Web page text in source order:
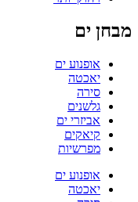
מבחן ים
אופנוע ים
יאכטה
סירה
גלשנים
אביזרי ים
קיאקים
מפרשיות
אופנוע ים
יאכטה